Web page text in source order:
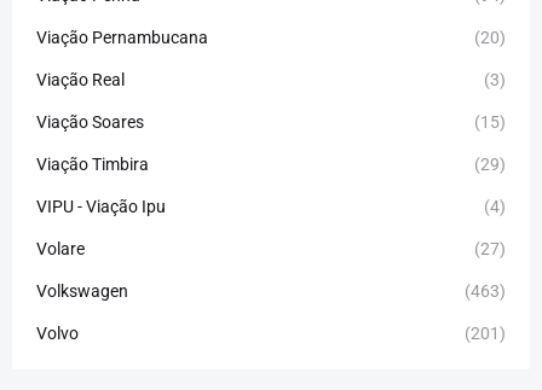
Viação Pernambucana (20)
Viação Real (3)
Viação Soares (15)
Viação Timbira (29)
VIPU - Viação Ipu (4)
Volare (27)
Volkswagen (463)
Volvo (201)